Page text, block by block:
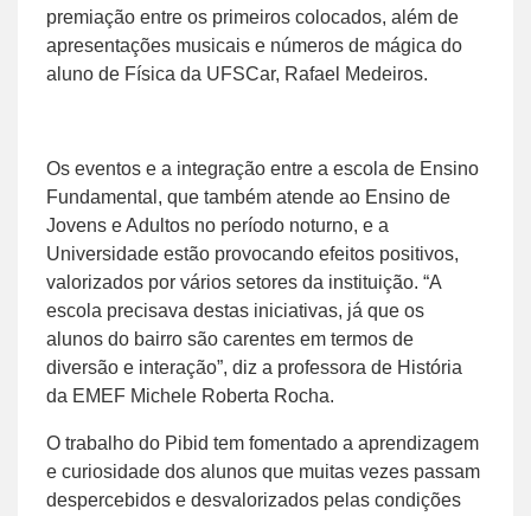
premiação entre os primeiros colocados, além de
apresentações musicais e números de mágica do
aluno de Física da UFSCar, Rafael Medeiros.
Os eventos e a integração entre a escola de Ensino
Fundamental, que também atende ao Ensino de
Jovens e Adultos no período noturno, e a
Universidade estão provocando efeitos positivos,
valorizados por vários setores da instituição. “A
escola precisava destas iniciativas, já que os
alunos do bairro são carentes em termos de
diversão e interação”, diz a professora de História
da EMEF Michele Roberta Rocha.
O trabalho do Pibid tem fomentado a aprendizagem
e curiosidade dos alunos que muitas vezes passam
despercebidos e desvalorizados pelas condições